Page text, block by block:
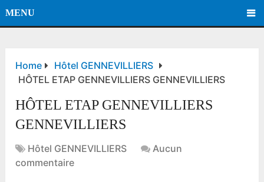
MENU
Home
Hôtel GENNEVILLIERS
HÔTEL ETAP GENNEVILLIERS GENNEVILLIERS
HÔTEL ETAP GENNEVILLIERS
GENNEVILLIERS
Hôtel GENNEVILLIERS
Aucun
commentaire